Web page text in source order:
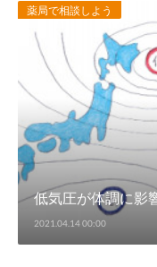
薬局で相談しよう
低気圧が体調に影
2021.04.14 00:00